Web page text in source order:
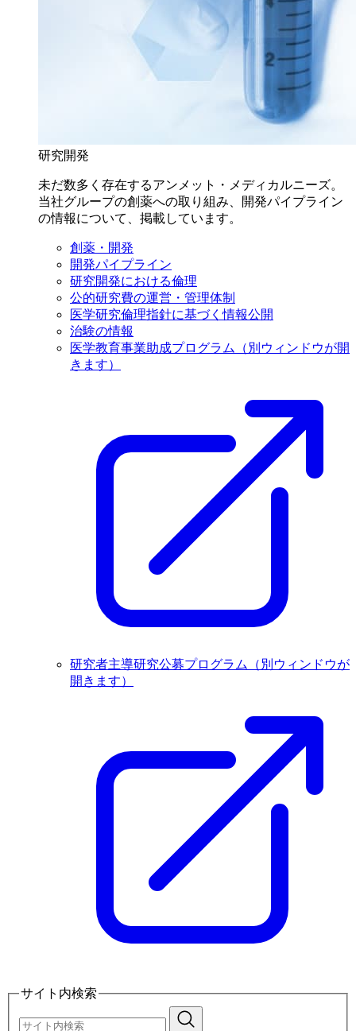
研究開発
未だ数多く存在するアンメット・メディカルニーズ。
当社グループの創薬への取り組み、開発パイプライン
の情報について、掲載しています。
創薬・開発
開発パイプライン
研究開発における倫理
公的研究費の運営・管理体制
医学研究倫理指針に基づく情報公開
治験の情報
医学教育事業助成プログラム
（別ウィンドウが開
きます）
研究者主導研究公募プログラム
（別ウィンドウが
開きます）
サイト内検索